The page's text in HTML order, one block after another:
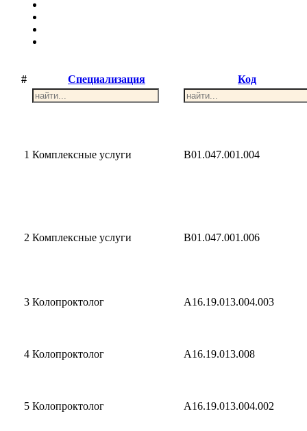
# Специализация Код
1 Комплексные услуги B01.047.001.004
2 Комплексные услуги B01.047.001.006
3 Колопроктолог A16.19.013.004.003
4 Колопроктолог A16.19.013.008
5 Колопроктолог A16.19.013.004.002